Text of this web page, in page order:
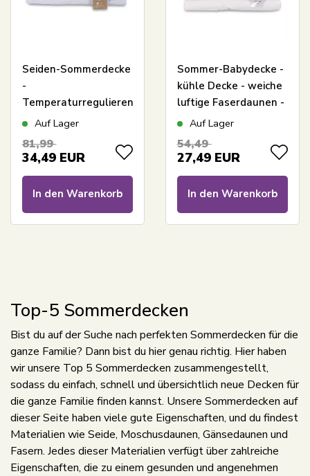
Seiden-Sommerdecke
-
Temperaturregulierend
- 100%
70x100 cm - Borg
Auf Lager
81,99
34,49 EUR
In den Warenkorb
Sommer-Babydecke -
kühle Decke - weiche
luftige Faserdaunen -
allergikerfreundlich -
Sleep
Auf Lager
54,49
27,49 EUR
In den Warenkorb
Top-5 Sommerdecken
Bist du auf der Suche nach perfekten Sommerdecken für die
ganze Familie? Dann bist du hier genau richtig. Hier haben
wir unsere Top 5 Sommerdecken zusammengestellt,
sodass du einfach, schnell und übersichtlich neue Decken für
die ganze Familie finden kannst. Unsere Sommerdecken auf
dieser Seite haben viele gute Eigenschaften, und du findest
Materialien wie Seide, Moschusdaunen, Gänsedaunen und
Fasern. Jedes dieser Materialien verfügt über zahlreiche
Eigenschaften, die zu einem gesunden und angenehmen